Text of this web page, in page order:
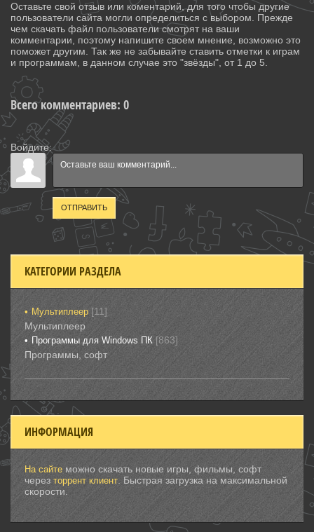
Оставьте свой отзыв или коментарий, для того чтобы другие
пользователи сайта могли определиться с выбором. Прежде
чем скачать файл пользователи смотрят на ваши
комментарии, поэтому напишите своем мнение, возможно это
поможет другим. Так же не забывайте ставить отметки к играм
и программам, в данном случае это "звёзды", от 1 до 5.
Всего комментариев: 0
Войдите:
ОТПРАВИТЬ
КАТЕГОРИИ РАЗДЕЛА
Мультиплеер [11]
Мультиплеер
Программы для Windows ПК [863]
Программы, софт
ИНФОРМАЦИЯ
На сайте можно скачать новые игры, фильмы, софт
через торрент клиент . Быстрая загрузка на максимальной
скорости.